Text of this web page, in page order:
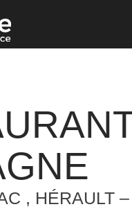
, HÉRAULT –